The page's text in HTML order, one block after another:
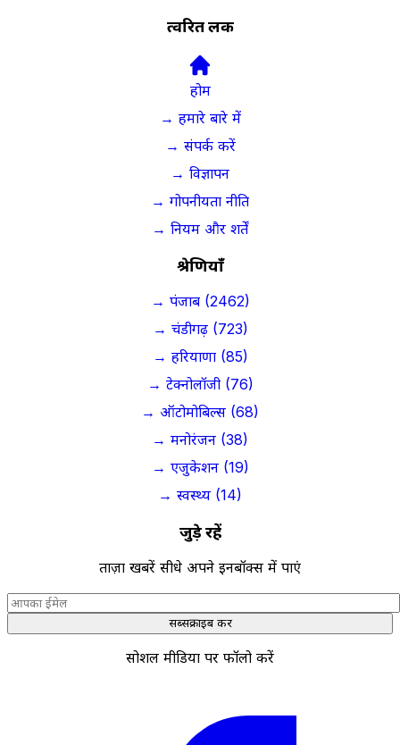
त्वरित लिंक
होम
→ हमारे बारे में
→ संपर्क करें
→ विज्ञापन
→ गोपनीयता नीति
→ नियम और शर्तें
श्रेणियाँ
→ पंजाब (2462)
→ चंडीगढ़ (723)
→ हरियाणा (85)
→ टेक्नोलॉजी (76)
→ ऑटोमोबिल्स (68)
→ मनोरंजन (38)
→ एजुकेशन (19)
→ स्वस्थ्य (14)
जुड़े रहें
ताज़ा खबरें सीधे अपने इनबॉक्स में पाएं
सब्सक्राइब करें
सोशल मीडिया पर फॉलो करें